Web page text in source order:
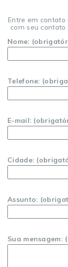
Entre em contato
com seu contato
Nome:
Telefone:
E-mail:
Cidade:
Assunto:
Sua mensagem: